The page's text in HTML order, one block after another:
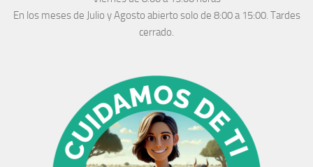
En los meses de Julio y Agosto abierto solo de 8:00 a 15:00. Tardes
cerrado.